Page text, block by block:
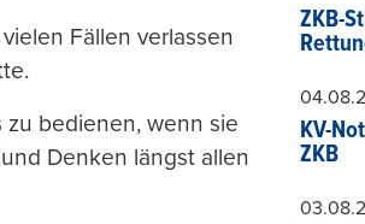
Fällen verlassen
zu bedienen, wenn sie
Denken längst allen
ZKB-
KV-
ZKB